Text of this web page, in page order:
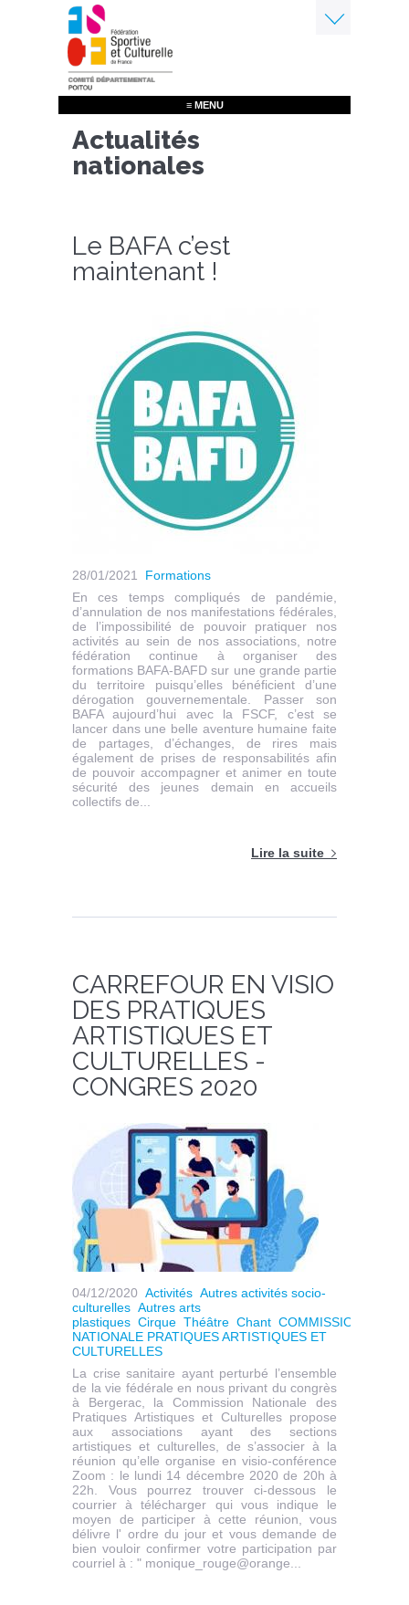
Aller
au
contenu
principal
≡ MENU
Actualités
nationales
Le BAFA c’est
maintenant !
28/01/2021
Formations
En ces temps compliqués de pandémie,
d’annulation de nos manifestations fédérales,
de l’impossibilité de pouvoir pratiquer nos
activités au sein de nos associations, notre
fédération continue à organiser des
formations BAFA-BAFD sur une grande partie
du territoire puisqu’elles bénéficient d’une
dérogation gouvernementale. Passer son
BAFA aujourd’hui avec la FSCF, c’est se
lancer dans une belle aventure humaine faite
de partages, d’échanges, de rires mais
également de prises de responsabilités afin
de pouvoir accompagner et animer en toute
sécurité des jeunes demain en accueils
collectifs de...
Lire la suite
CARREFOUR EN VISIO
DES PRATIQUES
ARTISTIQUES ET
CULTURELLES -
CONGRES 2020
04/12/2020 Activités Autres activités socio-
culturelles Autres arts
plastiques Cirque Théâtre Chant COMMISSION
NATIONALE PRATIQUES ARTISTIQUES ET
CULTURELLES
La crise sanitaire ayant perturbé l’ensemble
de la vie fédérale en nous privant du congrès
à Bergerac, la Commission Nationale des
Pratiques Artistiques et Culturelles propose
aux associations ayant des sections
artistiques et culturelles, de s’associer à la
réunion qu’elle organise en visio-conférence
Zoom : le lundi 14 décembre 2020 de 20h à
22h. Vous pourrez trouver ci-dessous le
courrier à télécharger qui vous indique le
moyen de participer à cette réunion, vous
délivre l' ordre du jour et vous demande de
bien vouloir confirmer votre participation par
courriel à : " monique_rouge@orange...